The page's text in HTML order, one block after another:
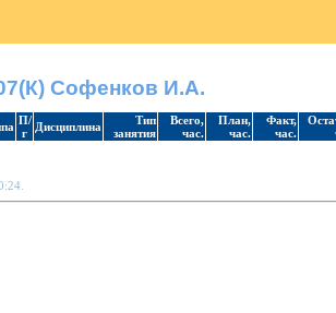
Софенков И.А.
П/
г
Дисциплина
Тип
занятия
Всего,
час.
План,
час.
Факт,
час.